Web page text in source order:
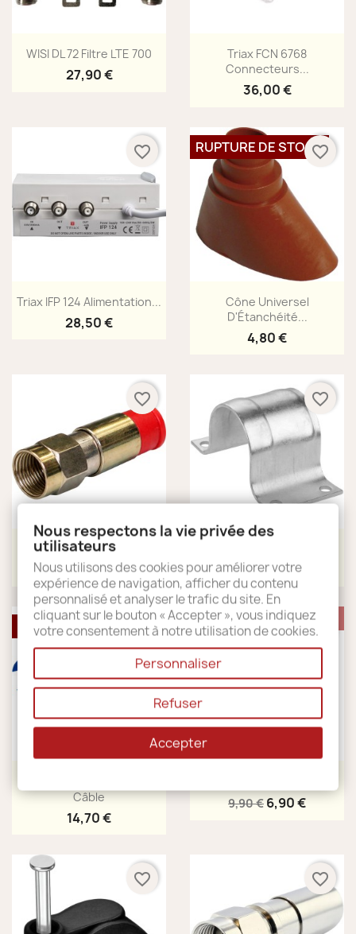
Aperçu rapide
WISI DL 72 Filtre LTE 700
27,90 €
Aperçu rapide
Triax FCN 6768
Connecteurs...
36,00 €
Aperçu rapide
Triax IFP 124 Alimentation...
28,50 €
favorite_border
Aperçu rapide
Cône Universel
D'Étanchéité...
4,80 €
RUPTURE DE STOCK
favorite_border
Aperçu rapide
Megasat Connecteur F À...
0,84 €
favorite_border
7,80 €
favorite_border
Câble
14,70 €
RUPTURE DE STOCK
favorite_border
9,90 € 6,90 €
PROMO !
-3,00 €
favorite_border
favorite_border favorite_border
Nous respectons la vie privée des
utilisateurs
Nous utilisons des cookies pour améliorer votre
expérience de navigation, afficher du contenu
personnalisé et analyser le trafic du site. En
cliquant sur le bouton « Accepter », vous indiquez
votre consentement à notre utilisation de cookies.
Personnaliser
Refuser
Accepter